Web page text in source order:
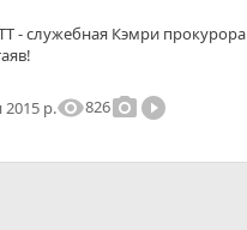
- служебная Кэмри
2015 р.visibility826photo_cameraplay_circle_filled